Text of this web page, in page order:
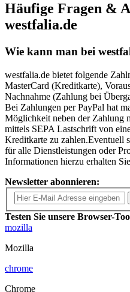
Häufige Fragen &
westfalia.de
Wie kann man bei
westfalia.de bietet folgende
MasterCard (Kreditkarte),
Nachnahme (Zahlung bei
Bei Zahlungen per PayPal hat
Möglichkeit neben der Zahlung
mittels SEPA Lastschrift von
Kreditkarte zu zahlen.Eventuell
für alle Dienstleistungen oder
Informationen hierzu erhalten
Newsletter abonnieren:
Testen Sie unsere Browser-
mozilla
Mozilla
chrome
Chrome